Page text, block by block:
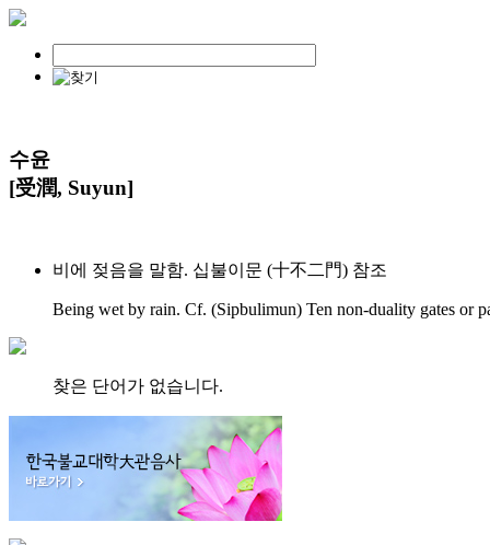
수윤
[受潤, Suyun]
비에 젖음을 말함. 십불이문 (十不二門) 참조
Being wet by rain. Cf. (Sipbulimun) Ten non-duality gates or
찾은 단어가 없습니다.